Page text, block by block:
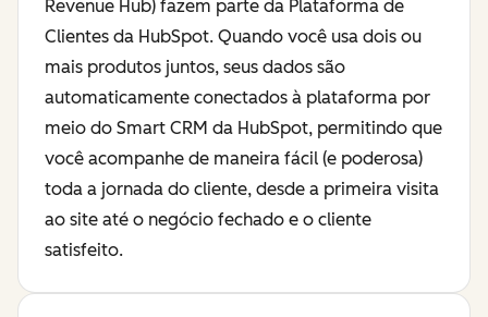
Revenue Hub) fazem parte da Plataforma de
Clientes da HubSpot. Quando você usa dois ou
mais produtos juntos, seus dados são
automaticamente conectados à plataforma por
meio do Smart CRM da HubSpot, permitindo que
você acompanhe de maneira fácil (e poderosa)
toda a jornada do cliente, desde a primeira visita
ao site até o negócio fechado e o cliente
satisfeito.